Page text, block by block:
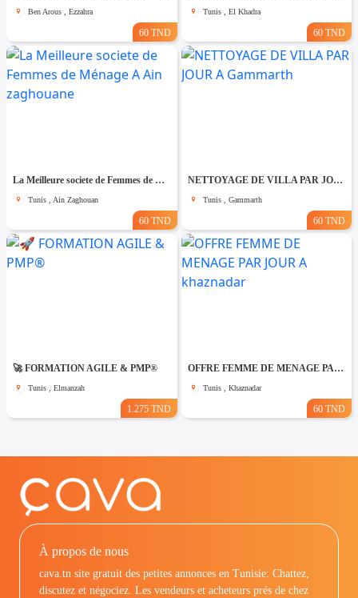
Ben Arous , Ezzahra
60 TND
Tunis , El Khadra
60 TND
La Meilleure societe de Femmes de Ménage A Ain zaghouane
Tunis , Ain Zaghouan
60 TND
NETTOYAGE DE VILLA PAR JOUR A Gammarth
Tunis , Gammarth
60 TND
🚀 FORMATION AGILE & PMP®
Tunis , Elmanzah
1.275 TND
OFFRE FEMME DE MENAGE PAR JOUR A khaznadar
Tunis , Khaznadar
60 TND
À propos de nous
cava.tn site gratuit des petites annonces en Tunisie: Chattez,
discutez et négociez. Les vendeurs et acheteurs prés de chez